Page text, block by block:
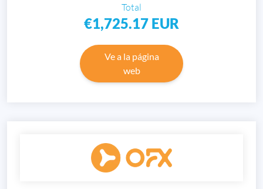
Total
€1,725.17 EUR
Ve a la página
web